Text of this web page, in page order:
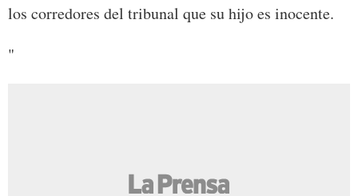
los corredores del tribunal que su hijo es inocente.
"